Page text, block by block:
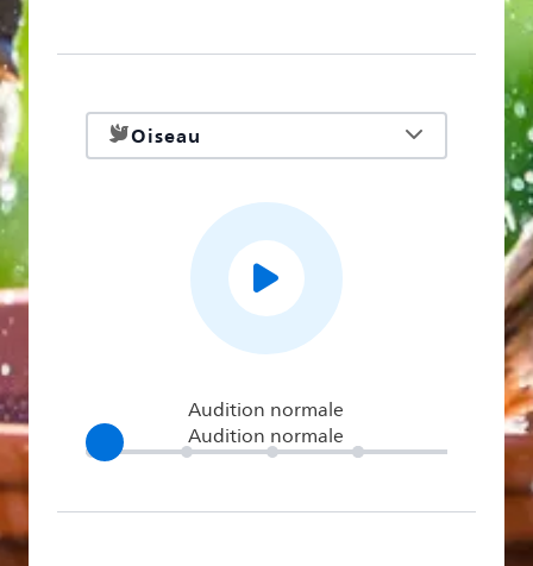
Audition normale
Audition normale